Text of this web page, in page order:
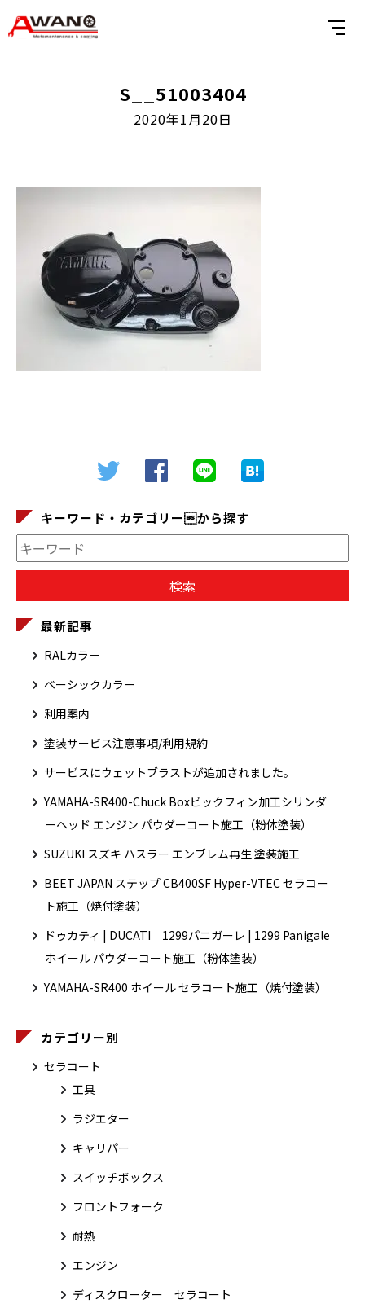
S__51003404
2020年1月20日
キーワード・カテゴリーから探す
最新記事
RALカラー
ベーシックカラー
利用案内
塗装サービス注意事項/利用規約
サービスにウェットブラストが追加されました。
YAMAHA-SR400-Chuck Boxビックフィン加工シリンダ
ーヘッド エンジン パウダーコート施工（粉体塗装）
SUZUKI スズキ ハスラー エンブレム再生 塗装施工
BEET JAPAN ステップ CB400SF Hyper-VTEC セラコー
ト施工（焼付塗装）
ドゥカティ | DUCATI 1299パニガーレ | 1299 Panigale
ホイール パウダーコート施工（粉体塗装）
YAMAHA-SR400 ホイール セラコート施工（焼付塗装）
カテゴリー別
セラコート
工具
ラジエター
キャリパー
スイッチボックス
フロントフォーク
耐熱
エンジン
ディスクローター セラコート